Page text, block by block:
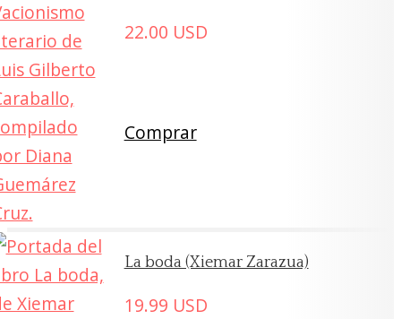
22.00 USD
Comprar
La boda (Xiemar Zarazua)
19.99 USD